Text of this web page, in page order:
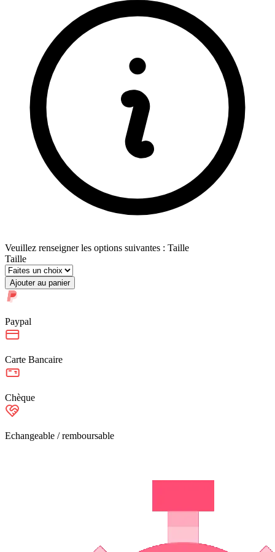
Veuillez renseigner les options suivantes : Taille
Taille
Ajouter au panier
Paypal
Carte Bancaire
Chèque
Echangeable / remboursable